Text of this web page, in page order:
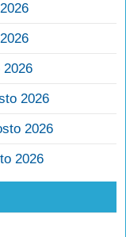
2026
2026
2026
2026